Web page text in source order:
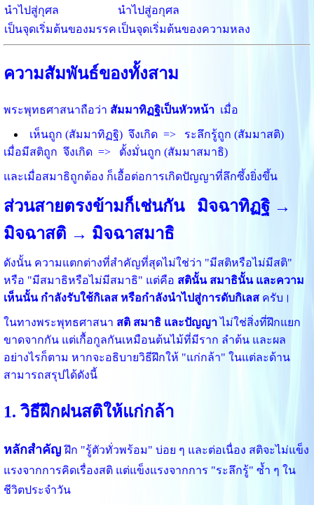
นำไปสู่กุศล
นำไปสู่อกุศล
เป็นจุดเริ่มต้นของมรรค เป็นจุดเริ่มต้นของความหลง
ความสัมพันธ์ของทั้งสาม
พระพุทธศาสนาถือว่า สัมมาทิฏฐิเป็นหัวหน้า เมื่อ
เห็นถูก (สัมมาทิฏฐิ) จึงเกิด => ระลึกรู้ถูก (สัมมาสติ)
เมื่อมีสติถูก จึงเกิด => ตั้งมั่นถูก (สัมมาสมาธิ)
และเมื่อสมาธิถูกต้อง ก็เอื้อต่อการเกิดปัญญาที่ลึกซึ้งยิ่งขึ้น
ส่วนสายตรงข้ามก็เช่นกัน
มิจฉาทิฏฐิ →
มิจฉาสติ → มิจฉาสมาธิ
ดังนั้น ความแตกต่างที่สำคัญที่สุดไม่ใช่ว่า "มีสติหรือไม่มีสติ"
หรือ "มีสมาธิหรือไม่มีสมาธิ" แต่คือ สตินั้น สมาธินั้น และความ
เห็นนั้น กำลังรับใช้กิเลส หรือกำลังนำไปสู่การดับกิเลสครับ।
ในทางพระพุทธศาสนา สติ สมาธิ และปัญญาไม่ใช่สิ่งที่ฝึกแยก
ขาดจากกัน แต่เกื้อกูลกันเหมือนต้นไม้ที่มีราก ลำต้น และผล
อย่างไรก็ตาม หากจะอธิบายวิธีฝึกให้ "แก่กล้า" ในแต่ละด้าน
สามารถสรุปได้ดังนี้
1. วิธีฝึกฝนสติให้แก่กล้า
หลักสำคัญฝึก "รู้ตัวทั่วพร้อม" บ่อย ๆ และต่อเนื่อง สติจะไม่แข็ง
แรงจากการคิดเรื่องสติ แต่แข็งแรงจากการ "ระลึกรู้" ซ้ำ ๆ ใน
ชีวิตประจำวัน